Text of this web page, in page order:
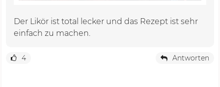
Der Likör ist total lecker und das Rezept ist sehr
einfach zu machen.
4 Antworten